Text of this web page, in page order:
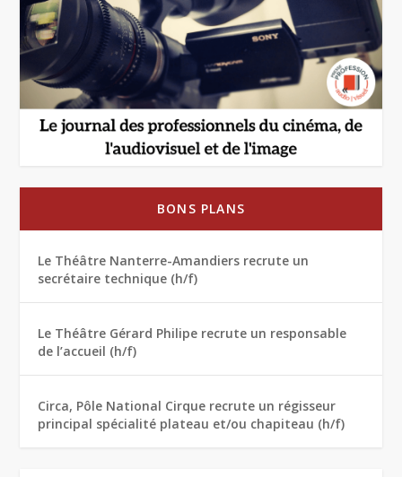
BONS PLANS
Le Théâtre Nanterre-Amandiers recrute un
secrétaire technique (h/f)
Le Théâtre Gérard Philipe recrute un responsable
de l’accueil (h/f)
Circa, Pôle National Cirque recrute un régisseur
principal spécialité plateau et/ou chapiteau (h/f)